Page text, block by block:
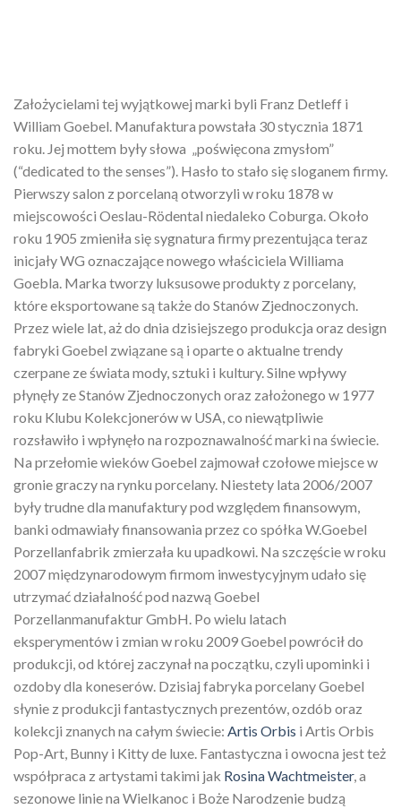
Założycielami tej wyjątkowej marki byli Franz Detleff i
William Goebel. Manufaktura powstała 30 stycznia 1871
roku. Jej mottem były słowa „poświęcona zmysłom”
(“dedicated to the senses”). Hasło to stało się sloganem firmy.
Pierwszy salon z porcelaną otworzyli w roku 1878 w
miejscowości Oeslau-Rödental niedaleko Coburga. Około
roku 1905 zmieniła się sygnatura firmy prezentująca teraz
inicjały WG oznaczające nowego właściciela Williama
Goebla. Marka tworzy luksusowe produkty z porcelany,
które eksportowane są także do Stanów Zjednoczonych.
Przez wiele lat, aż do dnia dzisiejszego produkcja oraz design
fabryki Goebel związane są i oparte o aktualne trendy
czerpane ze świata mody, sztuki i kultury. Silne wpływy
płynęły ze Stanów Zjednoczonych oraz założonego w 1977
roku Klubu Kolekcjonerów w USA, co niewątpliwie
rozsławiło i wpłynęło na rozpoznawalność marki na świecie.
Na przełomie wieków Goebel zajmował czołowe miejsce w
gronie graczy na rynku porcelany. Niestety lata 2006/2007
były trudne dla manufaktury pod względem finansowym,
banki odmawiały finansowania przez co spółka W.Goebel
Porzellanfabrik zmierzała ku upadkowi. Na szczęście w roku
2007 międzynarodowym firmom inwestycyjnym udało się
utrzymać działalność pod nazwą Goebel
Porzellanmanufaktur GmbH. Po wielu latach
eksperymentów i zmian w roku 2009 Goebel powrócił do
produkcji, od której zaczynał na początku, czyli upominki i
ozdoby dla koneserów. Dzisiaj fabryka porcelany Goebel
słynie z produkcji fantastycznych prezentów, ozdób oraz
kolekcji znanych na całym świecie: Artis Orbis i Artis Orbis
Pop-Art, Bunny i Kitty de luxe. Fantastyczna i owocna jest też
współpraca z artystami takimi jak Rosina Wachtmeister, a
sezonowe linie na Wielkanoc i Boże Narodzenie budzą